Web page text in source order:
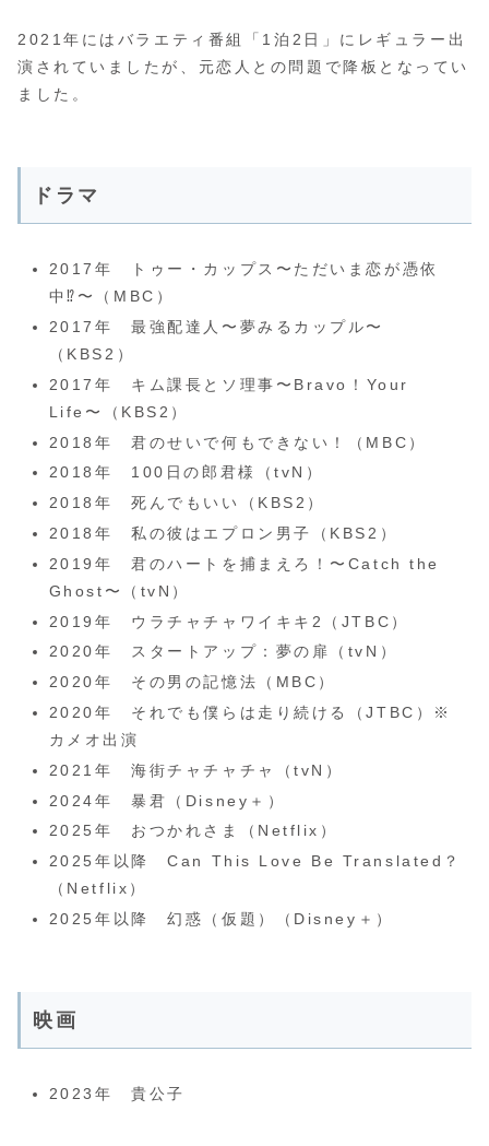
2021年にはバラエティ番組「1泊2日」にレギュラー出
演されていましたが、元恋人との問題で降板となってい
ました。
ドラマ
2017年 トゥー・カップス〜ただいま恋が憑依
中⁉︎〜（MBC）
2017年 最強配達人〜夢みるカップル〜
（KBS2）
2017年 キム課長とソ理事〜Bravo！Your
Life〜（KBS2）
2018年 君のせいで何もできない！（MBC）
2018年 100日の郎君様（tvN）
2018年 死んでもいい（KBS2）
2018年 私の彼はエプロン男子（KBS2）
2019年 君のハートを捕まえろ！〜Catch the
Ghost〜（tvN）
2019年 ウラチャチャワイキキ2（JTBC）
2020年 スタートアップ：夢の扉（tvN）
2020年 その男の記憶法（MBC）
2020年 それでも僕らは走り続ける（JTBC）※
カメオ出演
2021年 海街チャチャチャ（tvN）
2024年 暴君（Disney＋）
2025年 おつかれさま（Netflix）
2025年以降 Can This Love Be Translated？
（Netflix）
2025年以降 幻惑（仮題）（Disney＋）
映画
2023年 貴公子